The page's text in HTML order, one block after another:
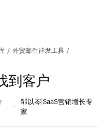
/ 外贸邮件群发工具 /
到客户
邹以岑|SaaS营销增长专
家